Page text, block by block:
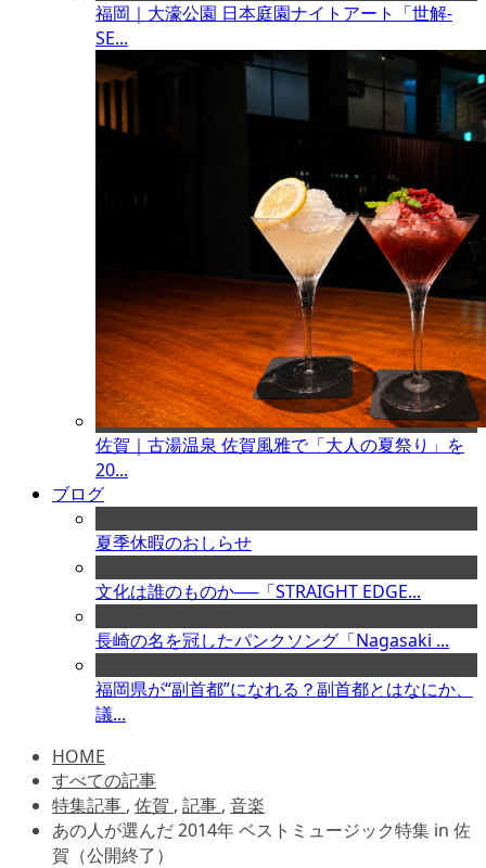
福岡｜大濠公園 日本庭園ナイトアート「世解-
SE...
佐賀｜古湯温泉 佐賀風雅で「大人の夏祭り」を
20...
ブログ
夏季休暇のおしらせ
文化は誰のものか──「STRAIGHT EDGE...
長崎の名を冠したパンクソング「Nagasaki ...
福岡県が“副首都”になれる？副首都とはなにか、
議...
HOME
すべての記事
特集記事 , 佐賀 , 記事 , 音楽
あの人が選んだ 2014年 ベストミュージック特集 in 佐
賀（公開終了）